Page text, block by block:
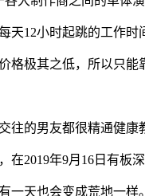
12小时起跳的工作
格极其之低，所以只能
往的男友都很精通健
2019年9月16日有板
一天也会变成荒地一样。